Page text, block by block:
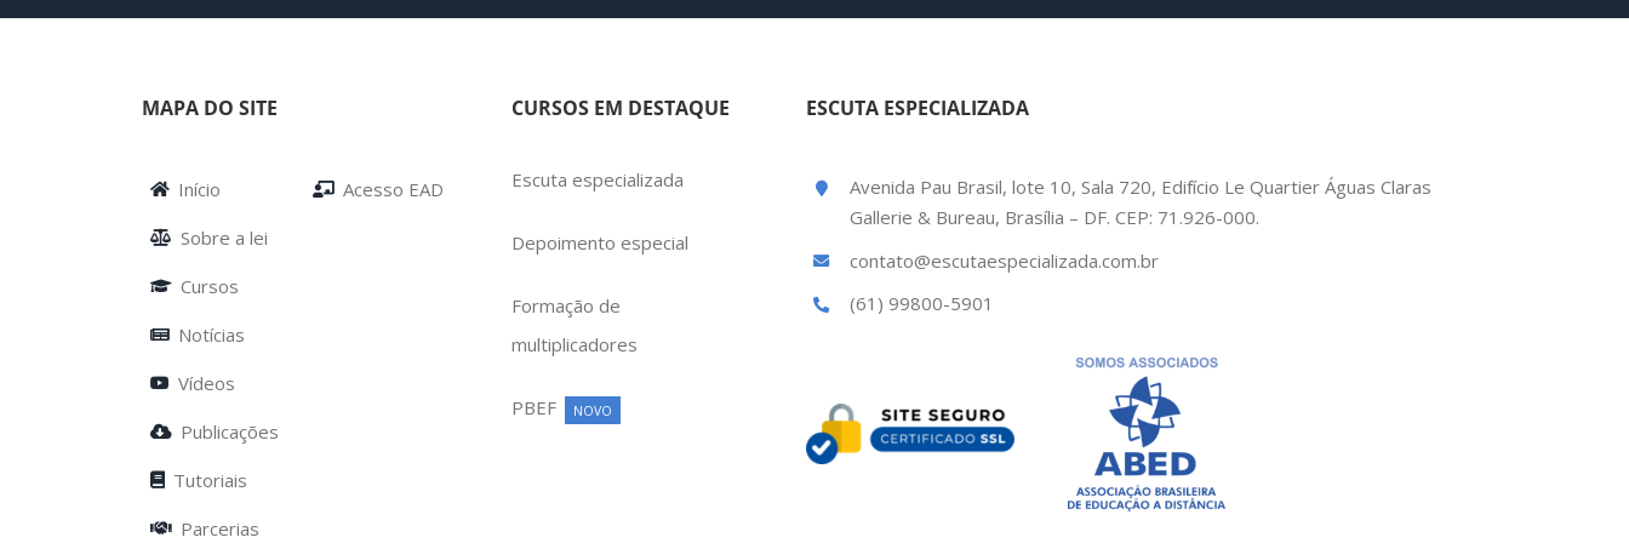
MAPA DO SITE
Início
Sobre a lei
Cursos
Notícias
Vídeos
Publicações
Tutoriais
Parcerias
Acesso EAD
CURSOS EM DESTAQUE
Escuta especializada
Depoimento especial
Formação de
multiplicadores
PBEF NOVO
ESCUTA ESPECIALIZADA
Avenida Pau Brasil, lote 10, Sala 720, Edifício Le Quartier Águas Claras
Gallerie & Bureau, Brasília – DF. CEP: 71.926-000.
contato@escutaespecializada.com.br
(61) 99800-5901